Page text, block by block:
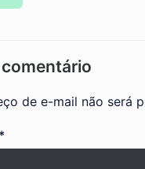
de e-mail não será
*